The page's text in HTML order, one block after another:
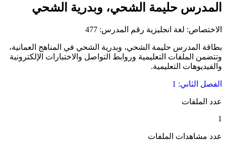
حليمة الشحي، وبدرية الشحي
لغة انجليزية رقم المدرس: 477
المدرس حليمة الشحي، وبدرية الشحي في المناهج العمانية،
الملفات التعليمية وروابط التواصل والاختبارات الإلكترونية
التعليمية.
الثاني: 1
الملفات
مشاهدات الملفات